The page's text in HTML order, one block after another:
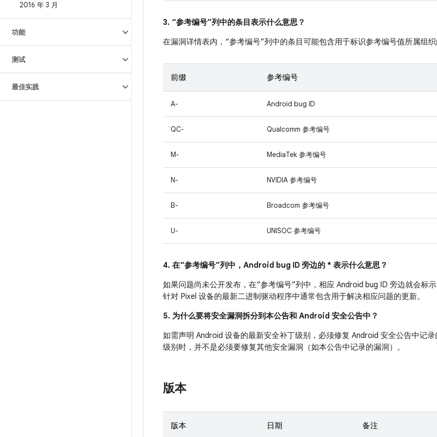
2016 年 3 月
功能
测试
最佳实践
3. “参考编号”列中的条目表示什么意思？
在漏洞详情表内，“参考编号”列中的条目可能包含用于标识参考编号值所属组
前缀 参考编号
A- Android bug ID
QC- Qualcomm 参考编号
M- MediaTek 参考编号
N- NVIDIA 参考编号
B- Broadcom 参考编号
U- UNISOC 参考编号
4. 在“参考编号”列中，Android bug ID 旁边的 * 表示什么意思？
如果问题尚未公开发布，在“参考编号”列中，相应 Android bug ID 旁边就会标
针对 Pixel 设备的最新二进制驱动程序中通常包含用于解决相应问题的更新。
5. 为什么要将安全漏洞拆分到本公告和 Android 安全公告中？
如需声明 Android 设备的最新安全补丁级别，必须修复 Android 安全公告中记
级别时，并不是必须要修复其他安全漏洞（如本公告中记录的漏洞）。
版本
版本 日期 备注